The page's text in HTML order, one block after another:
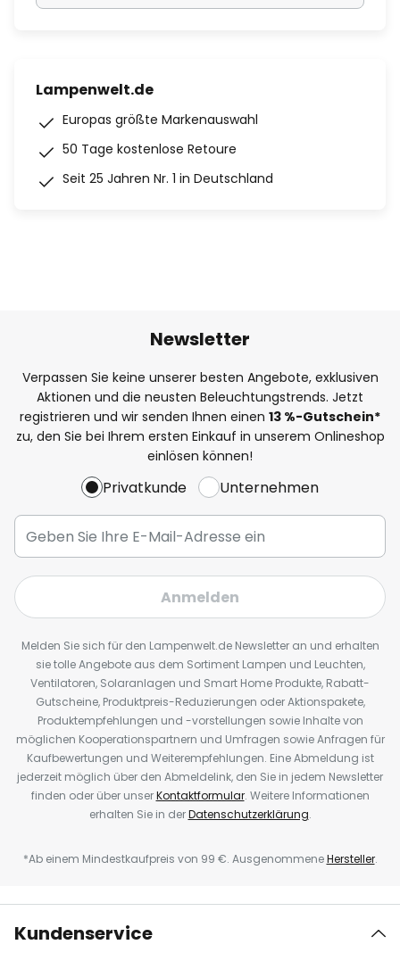
Lampenwelt.de
Europas größte Markenauswahl
50 Tage kostenlose Retoure
Seit 25 Jahren Nr. 1 in Deutschland
Newsletter
Verpassen Sie keine unserer besten Angebote, exklusiven
Aktionen und die neusten Beleuchtungstrends. Jetzt
registrieren und wir senden Ihnen einen 13 %-Gutschein*
zu, den Sie bei Ihrem ersten Einkauf in unserem Onlineshop
einlösen können!
Privatkunde Unternehmen
Anmelden
Melden Sie sich für den Lampenwelt.de Newsletter an und erhalten
sie tolle Angebote aus dem Sortiment Lampen und Leuchten,
Ventilatoren, Solaranlagen und Smart Home Produkte, Rabatt-
Gutscheine, Produktpreis-Reduzierungen oder Aktionspakete,
Produktempfehlungen und -vorstellungen sowie Inhalte von
möglichen Kooperationspartnern und Umfragen sowie Anfragen für
Kaufbewertungen und Weiterempfehlungen. Eine Abmeldung ist
jederzeit möglich über den Abmeldelink, den Sie in jedem Newsletter
finden oder über unserKontaktformular. Weitere Informationen
erhalten Sie in derDatenschutzerklärung.
*Ab einem Mindestkaufpreis von 99 €. AusgenommeneHersteller.
Kundenservice